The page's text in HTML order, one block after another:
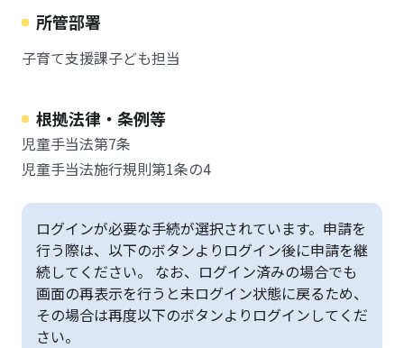
所管部署
子育て支援課子ども担当
根拠法律・条例等
児童手当法第7条
児童手当法施行規則第1条の4
ログインが必要な手続が選択されています。申請を
行う際は、以下のボタンよりログイン後に申請を継
続してください。 なお、ログイン済みの場合でも
画面の再表示を行うと未ログイン状態に戻るため、
その場合は再度以下のボタンよりログインしてくだ
さい。